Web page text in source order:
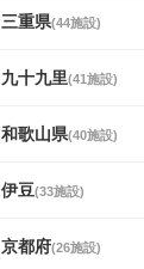
三重県(44施設)
九十九里(41施設)
和歌山県(40施設)
伊豆(33施設)
京都府(26施設)